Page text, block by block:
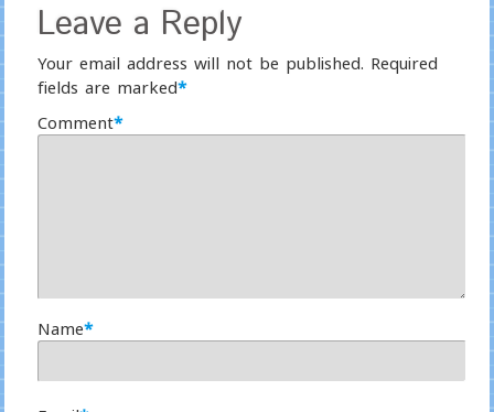
Leave a Reply
Your email address will not be published. Required
fields are marked*
Comment*
Name*